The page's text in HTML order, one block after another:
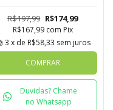
R$197,99 R$174,99
R$167,99 com Pix
3 x de R$58,33 sem juros
COMPRAR
Duvidas? Chame
no Whatsapp